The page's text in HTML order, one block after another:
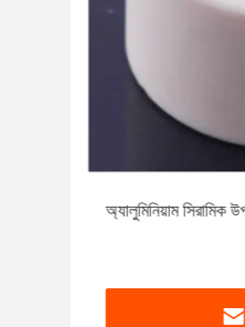
অ্যালুমিনিয়াম সিরামিক